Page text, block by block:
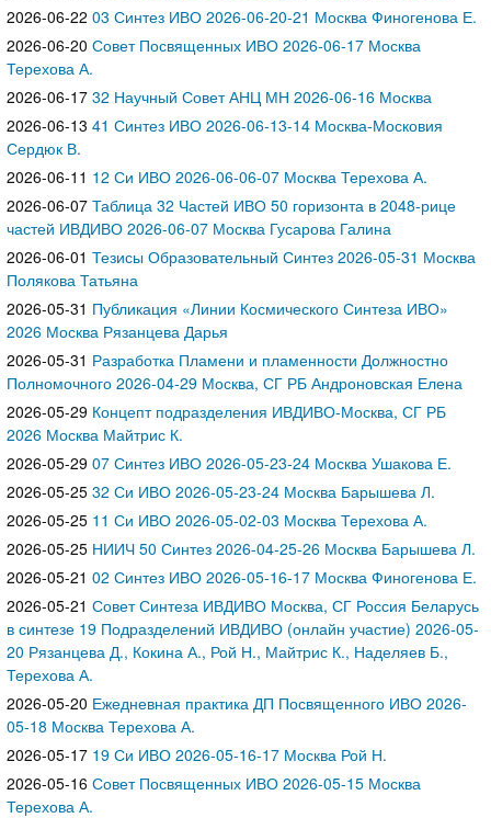
2026-06-22 03 Синтез ИВО 2026-06-20-21 Москва Финогенова Е.
2026-06-20 Совет Посвященных ИВО 2026-06-17 Москва
Терехова А.
2026-06-17 32 Научный Совет АНЦ МН 2026-06-16 Москва
2026-06-13 41 Синтез ИВО 2026-06-13-14 Москва-Московия
Сердюк В.
2026-06-11 12 Си ИВО 2026-06-06-07 Москва Терехова А.
2026-06-07 Таблица 32 Частей ИВО 50 горизонта в 2048-рице
частей ИВДИВО 2026-06-07 Москва Гусарова Галина
2026-06-01 Тезисы Образовательный Синтез 2026-05-31 Москва
Полякова Татьяна
2026-05-31 Публикация «Линии Космического Синтеза ИВО»
2026 Москва Рязанцева Дарья
2026-05-31 Разработка Пламени и пламенности Должностно
Полномочного 2026-04-29 Москва, СГ РБ Андроновская Елена
2026-05-29 Концепт подразделения ИВДИВО-Москва, СГ РБ
2026 Москва Майтрис К.
2026-05-29 07 Синтез ИВО 2026-05-23-24 Москва Ушакова Е.
2026-05-25 32 Си ИВО 2026-05-23-24 Москва Барышева Л.
2026-05-25 11 Си ИВО 2026-05-02-03 Москва Терехова А.
2026-05-25 НИИЧ 50 Синтез 2026-04-25-26 Москва Барышева Л.
2026-05-21 02 Синтез ИВО 2026-05-16-17 Москва Финогенова Е.
2026-05-21 Совет Синтеза ИВДИВО Москва, СГ Россия Беларусь
в синтезе 19 Подразделений ИВДИВО (онлайн участие) 2026-05-
20 Рязанцева Д., Кокина А., Рой Н., Майтрис К., Наделяев Б.,
Терехова А.
2026-05-20 Ежедневная практика ДП Посвященного ИВО 2026-
05-18 Москва Терехова А.
2026-05-17 19 Си ИВО 2026-05-16-17 Москва Рой Н.
2026-05-16 Совет Посвященных ИВО 2026-05-15 Москва
Терехова А.